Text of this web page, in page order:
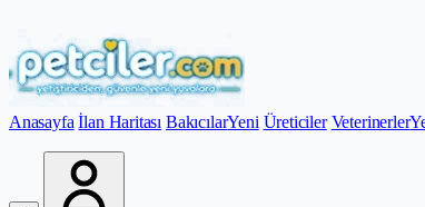
Anasayfa İlan Haritası BakıcılarYeni Üreticiler Veterinerler